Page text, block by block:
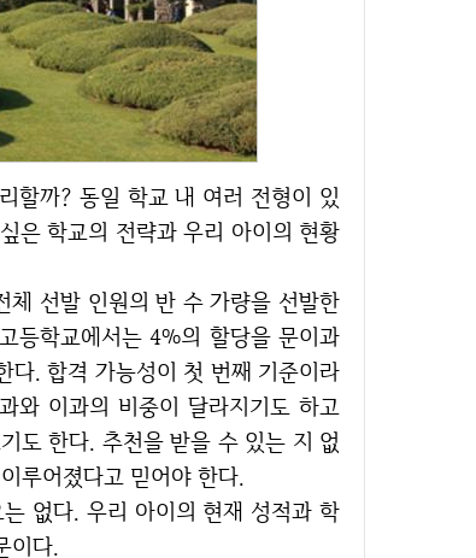
은 학교의 전략과 우리 아이의 현황
등학교에서는 4%의 할당을 문이과
다. 합격 가능성이 첫 번째 기준이라
와 이과의 비중이 달라지기도 하고
도 한다. 추천을 받을 수 있는 지 없
루어졌다고 믿어야 한다.
이다.